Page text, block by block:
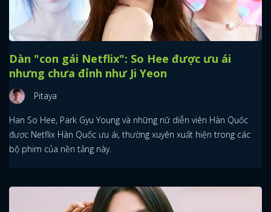
Dàn "con gái Netflix": So Hee được ưu ái
nhưng chưa đỉnh như Ji Yeon
Pitaya
Han So Hee, Park Gyu Young và những nữ diễn viên Hàn Quốc
được Netflix Hàn Quốc ưu ái, thường xuyên xuất hiện trong các
bộ phim của nền tảng này.